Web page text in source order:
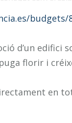
d’un
florir i
en